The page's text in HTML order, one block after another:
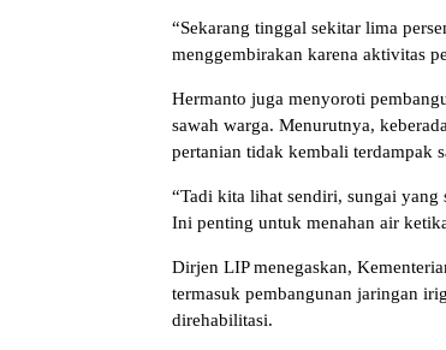
“Sekarang tinggal sekitar lima
menggembirakan karena aktivitas
Hermanto juga menyoroti
sawah warga. Menurutnya,
pertanian tidak kembali terdampak
“Tadi kita lihat sendiri, sungai
Ini penting untuk menahan air
Dirjen LIP menegaskan,
termasuk pembangunan jaringan
direhabilitasi.